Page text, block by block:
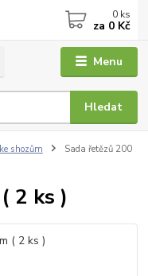
Menu
Hledat
0 ks
za 0 Kč
shozům
Sada řetězů 200
2 ks )